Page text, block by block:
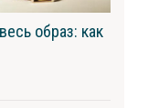
образ: как